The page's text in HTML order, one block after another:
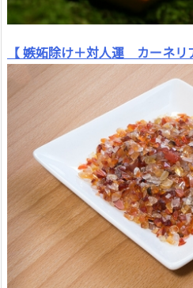
【 嫉妬除け＋対人運 カーネリ